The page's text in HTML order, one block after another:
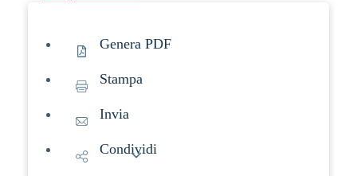
Genera PDF
Stampa
Invia
Condividi